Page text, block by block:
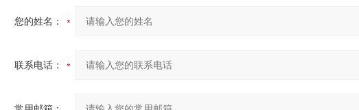
您的姓名：
联系电话：